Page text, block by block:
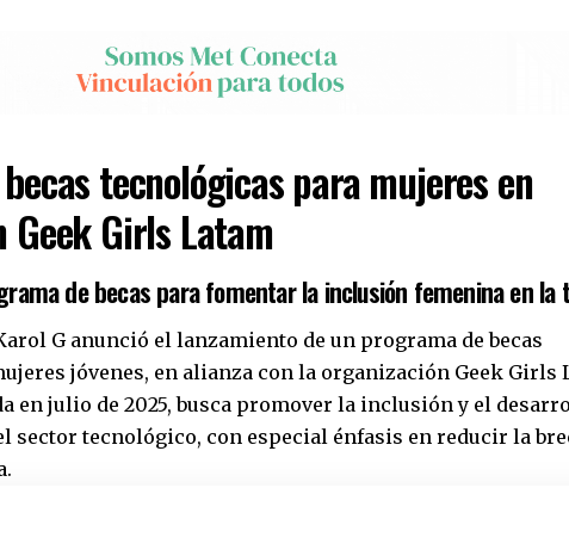
tecnológicas para mujeres en
Geek Girls Latam
de becas para fomentar la inclusión femenina en la
G anunció el lanzamiento de un programa de becas
jóvenes, en alianza con la organización Geek Girls
en julio de 2025, busca promover la inclusión y el
sector tecnológico, con especial énfasis en reducir la